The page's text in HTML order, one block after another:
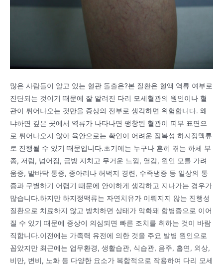
많은 사람들이 알고 있는 혈관 돌출은?본 질환은 혈액 역류 여부로
진단되는 것이기 때문에 잘 알려진 다리 모세혈관의 원인이나 혈
관이 튀어나오는 것만을 증상의 전부로 생각하면 위험합니다. 왜
냐하면 깊은 곳에서 역류가 나타나면 팽창된 혈관이 피부 표면으
로 튀어나오지 않아 육안으로는 확인이 어려운 잠복성 하지정맥류
로 진행될 수 있기 때문입니다.초기에는 누구나 흔히 겪는 하체 부
종, 저림, 넘어짐, 금방 지치고 무거운 느낌, 열감, 원인 모를 가려
움증, 발바닥 통증, 종아리나 허벅지 경련, 수족냉증 등 일상의 통
증과 구별하기 어렵기 때문에 안이하게 생각하고 지나가는 경우가
많습니다.하지만 하지정맥류는 자연치유가 이뤄지지 않는 진행성
질환으로 치료하지 않고 방치하면 상태가 악화돼 합병증으로 이어
질 수 있기 때문에 증상이 의심되면 빠른 조치를 취하는 것이 바람
직합니다.이전에는 가족력 유전에 의한 것을 주요 발병 원인으로
꼽았지만 최근에는 업무환경, 생활습관, 식습관, 음주, 흡연, 외상,
비만, 변비, 노화 등 다양한 요소가 복합적으로 작용하여 다리 모세